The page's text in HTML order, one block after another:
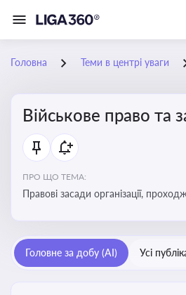
Головна Теми в центрі уваги
Військове право та
ПРО ЩО ТЕМА:
Правові засади організації,
військовослужбовців у воєнний час
Головне за добу (AI) Усі